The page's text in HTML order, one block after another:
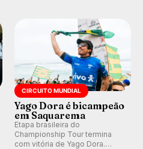
CIRCUITO MUNDIAL
Yago Dora é bicampeão
em Saquarema
Etapa brasileira do
Championship Tour termina
com vitória de Yago Dora.